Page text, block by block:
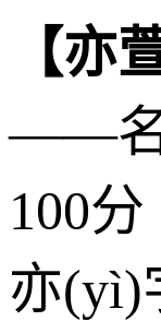
【亦
——名
100分
亦(yì)